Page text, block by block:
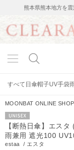
熊本県熊本地方を
すべて 日傘帽子UV手袋
MOONBAT ONLINE SHOP
UNISEX
【断熱日傘】エス
雨兼用 遮光100
estaa / エスタ